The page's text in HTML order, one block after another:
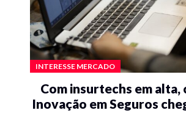
INTERESSE MERCADO
Com insurtechs em alta,
Inovação em Seguros